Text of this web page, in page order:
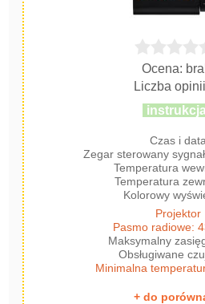
Ocena:
Liczba
Czas i data
Zegar sterowany
Temperatura
Temperatura
Kolorowy
Projektor
Pasmo radiowe:
Maksymalny
Obsługiwane
Minimalna
+ do